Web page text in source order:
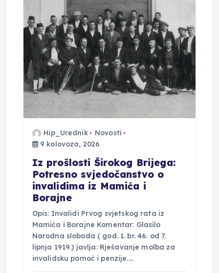
a
o
b
Hip_Urednik
Novosti
9 kolovoza, 2026
Iz prošlosti Širokog Brijega:
Potresno svjedočanstvo o
invalidima iz Mamića i
Borajne
Opis: Invalidi Prvog svjetskog rata iz
Mamića i Borajne Komentar: Glasilo
Narodna sloboda ( god. 1. br. 46. od 7.
lipnja 1919.) javlja: Rješavanje molba za
invalidsku pomoć i penzije.…